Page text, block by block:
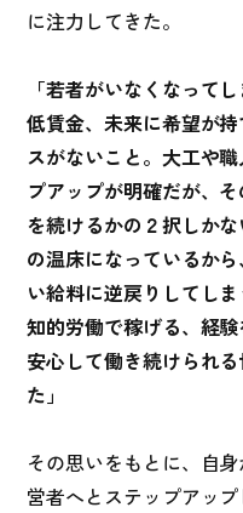
に注力してきた。
「若者がいなくなって
低賃金、未来に希望が
スがないこと。大工や
プアップが明確だが、
を続けるかの２択しか
の温床になっているか
い給料に逆戻りしてし
知的労働で稼げる、経
安心して働き続けられ
た」
その思いをもとに、自
営者へとステップアッ